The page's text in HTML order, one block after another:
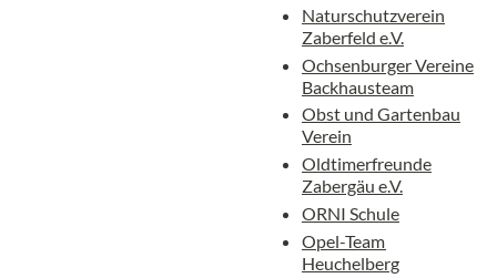
Naturschutzverein
Zaberfeld e.V.
Ochsenburger Vereine
Backhausteam
Obst und Gartenbau
Verein
Oldtimerfreunde
Zabergäu e.V.
ORNI Schule
Opel-Team
Heuchelberg